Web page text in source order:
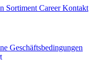
Sortiment CareerKontakt
Geschäftsbedingungen